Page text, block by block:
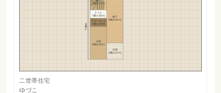
二世帯住宅
ゆづこ